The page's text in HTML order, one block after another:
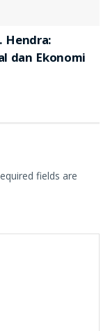
Hendra:
dan Ekonomi
fields are